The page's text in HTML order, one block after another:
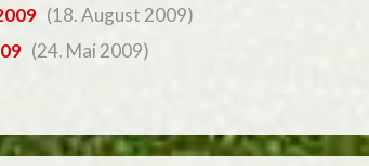
(18. August 2009)
(24. Mai 2009)